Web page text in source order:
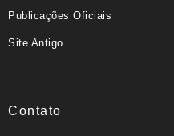
Publicações Oficiais
Site Antigo
Contato